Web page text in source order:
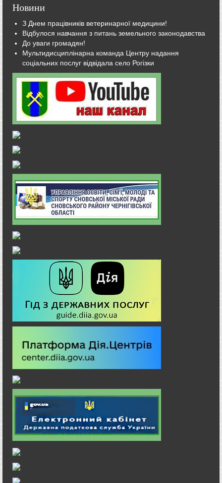
Новини
З Днем працівників ветеринарної медицини!
Відбулося навчання з питань земельного законодавства
До уваги громадян!
Мультидисциплінарна команда Центру надання
соціальних послуг відвідала село Рогізки